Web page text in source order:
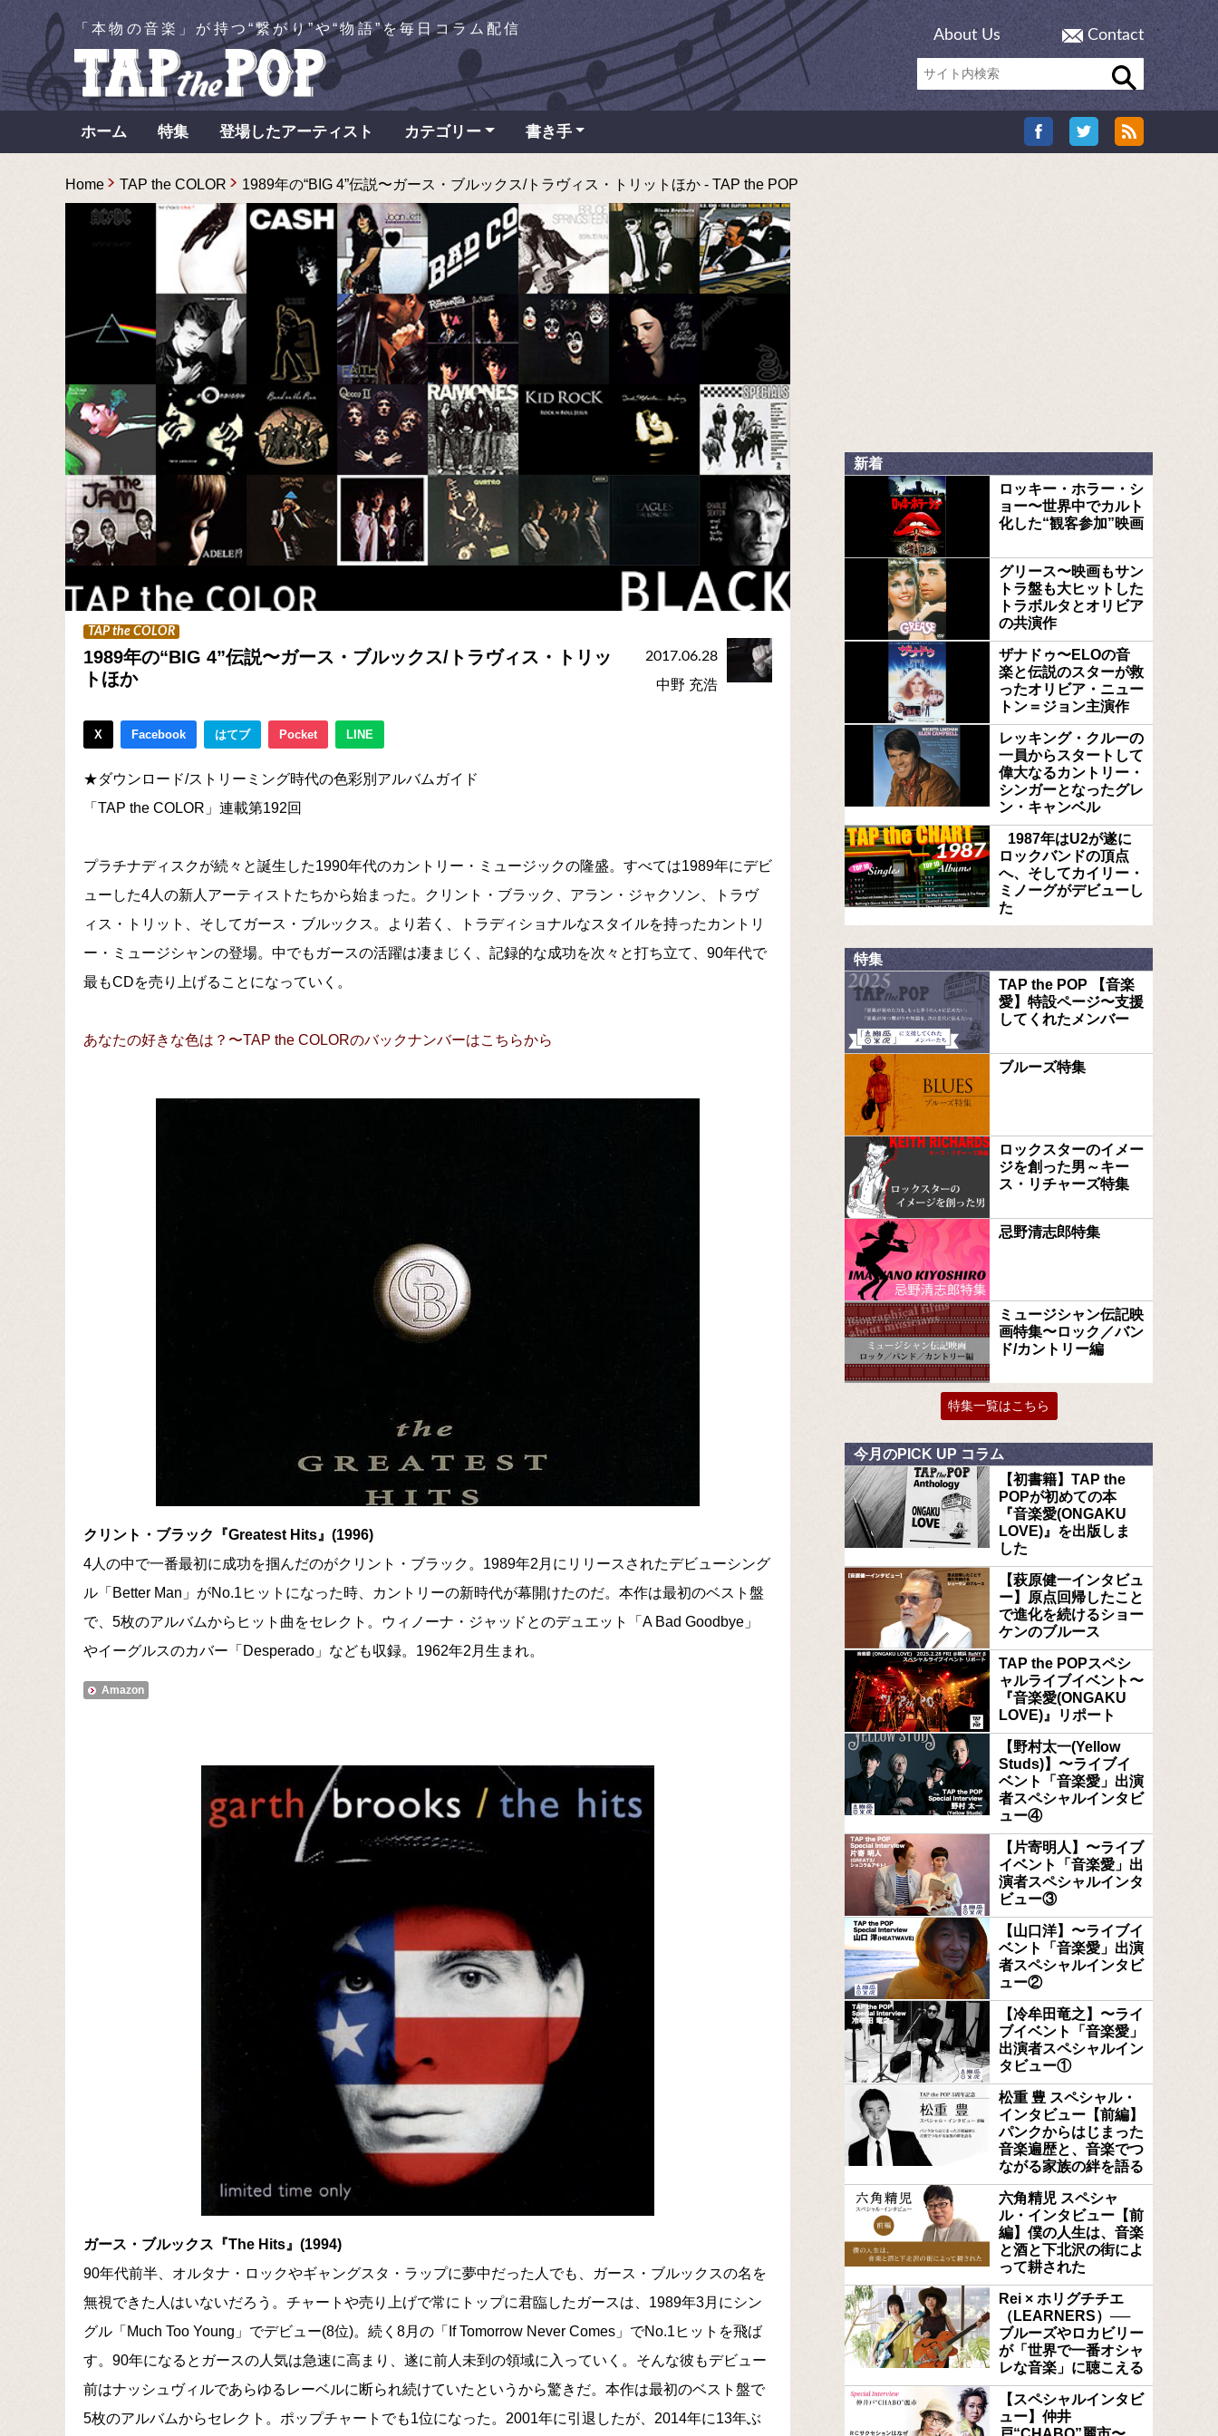
「本物の音楽」が持つ“繋がり”や“物語”を毎日コラム配信 About Us Contact
ホーム 特集 登場したアーティスト カテゴリー 書き手
Home TAP the COLOR 1989年の“BIG 4”伝説〜ガース・ブルックス/トラヴィス・トリットほか - TAP the POP
TAP the COLOR
1989年の“BIG 4”伝説〜ガース・ブルックス/トラヴィス・トリッ
トほか
2017.06.28
中野 充浩
X Facebook はてブ Pocket LINE
★ダウンロード/ストリーミング時代の色彩別アルバムガイド
「TAP the COLOR」連載第192回
プラチナディスクが続々と誕生した1990年代のカントリー・ミュージックの隆盛。すべては1989年にデビ
ューした4人の新人アーティストたちから始まった。クリント・ブラック、アラン・ジャクソン、トラヴ
ィス・トリット、そしてガース・ブルックス。より若く、トラディショナルなスタイルを持ったカントリ
ー・ミュージシャンの登場。中でもガースの活躍は凄まじく、記録的な成功を次々と打ち立て、90年代で
最もCDを売り上げることになっていく。
あなたの好きな色は？〜TAP the COLORのバックナンバーはこちらから
クリント・ブラック『Greatest Hits』(1996)
4人の中で一番最初に成功を掴んだのがクリント・ブラック。1989年2月にリリースされたデビューシング
ル「Better Man」がNo.1ヒットになった時、カントリーの新時代が幕開けたのだ。本作は最初のベスト盤
で、5枚のアルバムからヒット曲をセレクト。ウィノーナ・ジャッドとのデュエット「A Bad Goodbye」
やイーグルスのカバー「Desperado」なども収録。1962年2月生まれ。
Amazon
ガース・ブルックス『The Hits』(1994)
90年代前半、オルタナ・ロックやギャングスタ・ラップに夢中だった人でも、ガース・ブルックスの名を
無視できた人はいないだろう。チャートや売り上げで常にトップに君臨したガースは、1989年3月にシン
グル「Much Too Young」でデビュー(8位)。続く8月の「If Tomorrow Never Comes」でNo.1ヒットを飛ば
す。90年になるとガースの人気は急速に高まり、遂に前人未到の領域に入っていく。そんな彼もデビュー
前はナッシュヴィルであらゆるレーベルに断られ続けていたというから驚きだ。本作は最初のベスト盤で
5枚のアルバムからセレクト。ポップチャートでも1位になった。2001年に引退したが、2014年に13年ぶ
新着
ロッキー・ホラー・シ
ョー〜世界中でカルト
化した“観客参加”映画
グリース〜映画もサン
トラ盤も大ヒットした
トラボルタとオリビア
の共演作
ザナドゥ〜ELOの音
楽と伝説のスターが救
ったオリビア・ニュー
トン＝ジョン主演作
レッキング・クルーの
一員からスタートして
偉大なるカントリー・
シンガーとなったグレ
ン・キャンベル
1987年はU2が遂に
ロックバンドの頂点
へ、そしてカイリー・
ミノーグがデビューし
た
特集
TAP the POP 【音楽
愛】特設ページ〜支援
してくれたメンバー
ブルーズ特集
ロックスターのイメー
ジを創った男～キー
ス・リチャーズ特集
忌野清志郎特集
ミュージシャン伝記映
画特集〜ロック／バン
ド/カントリー編
特集一覧はこちら
今月のPICK UP コラム
【初書籍】TAP the
POPが初めての本
『音楽愛(ONGAKU
LOVE)』を出版しま
した
【萩原健一インタビュ
ー】原点回帰したこと
で進化を続けるショー
ケンのブルース
TAP the POPスペシ
ャルライブイベント〜
『音楽愛(ONGAKU
LOVE)』リポート
【野村太一(Yellow
Studs)】〜ライブイ
ベント「音楽愛」出演
者スペシャルインタビ
ュー④
【片寄明人】〜ライブ
イベント「音楽愛」出
演者スペシャルインタ
ビュー③
【山口洋】〜ライブイ
ベント「音楽愛」出演
者スペシャルインタビ
ュー②
【冷牟田竜之】〜ライ
ブイベント「音楽愛」
出演者スペシャルイン
タビュー①
松重 豊 スペシャル・
インタビュー【前編】
パンクからはじまった
音楽遍歴と、音楽でつ
ながる家族の絆を語る
六角精児 スペシャ
ル・インタビュー【前
編】僕の人生は、音楽
と酒と下北沢の街によ
って耕された
Rei × ホリグチチエ
（LEARNERS）──
ブルーズやロカビリー
が「世界で一番オシャ
レな音楽」に聴こえる
【スペシャルインタビ
ュー】仲井